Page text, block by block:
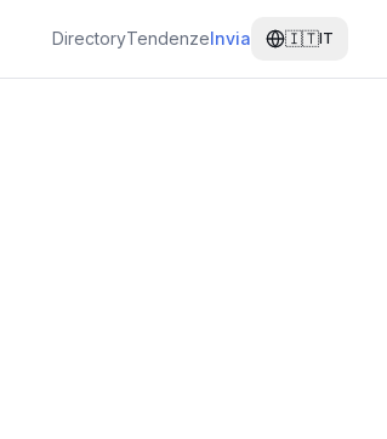
DirectoryTendenzeInvia 🇮🇹IT